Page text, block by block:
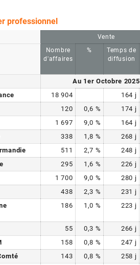
professionnel
Vente
Nombre
d'affaires
%
Temps de
diffusion
Au 1er Octobre 2025
18 904 164 j
120 0,6 % 174 j
1 697 9,0 % 164 j
338 1,8 % 268 j
511 2,7 % 248 j
295 1,6 % 226 j
1 700 9,0 % 280 j
438 2,3 % 231 j
186 1,0 % 223 j
55 0,3 % 266 j
158 0,8 % 247 j
143 0,8 % 258 j